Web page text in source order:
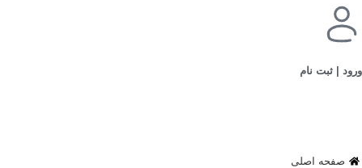
ورود | ثبت نام
صفحه اصلی